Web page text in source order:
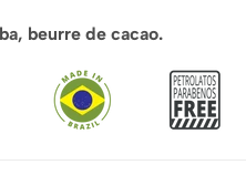
beurre de cacao.